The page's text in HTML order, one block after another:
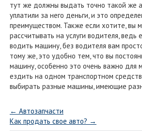
тут же должны выдать точно такой же
уплатили за него деньги, и это
преимуществом. Также если хотите, вы
рассчитывать на услуги водителя, ведь
водить машину, без водителя вам
тому же, это удобно тем, что вы
машину, особенно это очень важно для
ездить на одном транспортном
выбирать разные машины, имеющие
← Автозапчасти
Как продать свое авто? →